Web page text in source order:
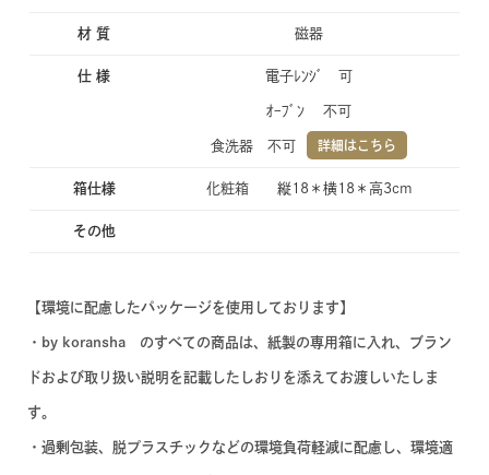
材 質 磁器
仕 様 電子ﾚﾝｼﾞ 可
ｵｰﾌﾞﾝ 不可
食洗器 不可 詳細はこちら
箱仕様 化粧箱 縦18＊横18＊高3cm
その他
【環境に配慮したパッケージを使用しております】
・by koransha のすべての商品は、紙製の専用箱に入れ、ブラン
ドおよび取り扱い説明を記載したしおりを添えてお渡しいたしま
す。
・過剰包装、脱プラスチックなどの環境負荷軽減に配慮し、環境適